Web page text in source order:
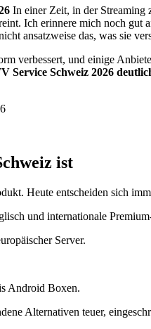
In einer Zeit, in der Streaming
Ich erinnere mich noch gut
ansatzweise das, was sie
verbessert, und einige
Service Schweiz 2026
ist
Heute entscheiden sich
und internationale
Server.
Android Boxen.
Alternativen teuer,